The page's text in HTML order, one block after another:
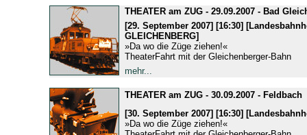
THEATER am ZUG - 29.09.2007 - Bad
[29. September 2007] [16:30]
GLEICHENBERG]
»Da wo die Züge ziehen!«
TheaterFahrt mit der Gleichenberger-Bahn
mehr...
THEATER am ZUG - 30.09.2007 - Feldbach
[30. September 2007] [16:30]
»Da wo die Züge ziehen!«